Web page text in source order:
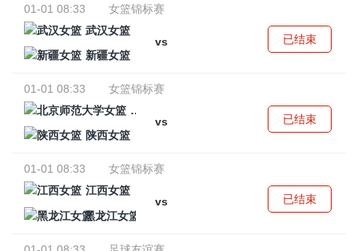
01-01 08:33
女篮锦标赛
武汉女篮
vs
新疆女篮
已结束
01-01 08:33
女篮锦标赛
北京师范大学女篮
vs
陕西女篮
已结束
01-01 08:33
女篮锦标赛
江西女篮
vs
黑龙江女篮
已结束